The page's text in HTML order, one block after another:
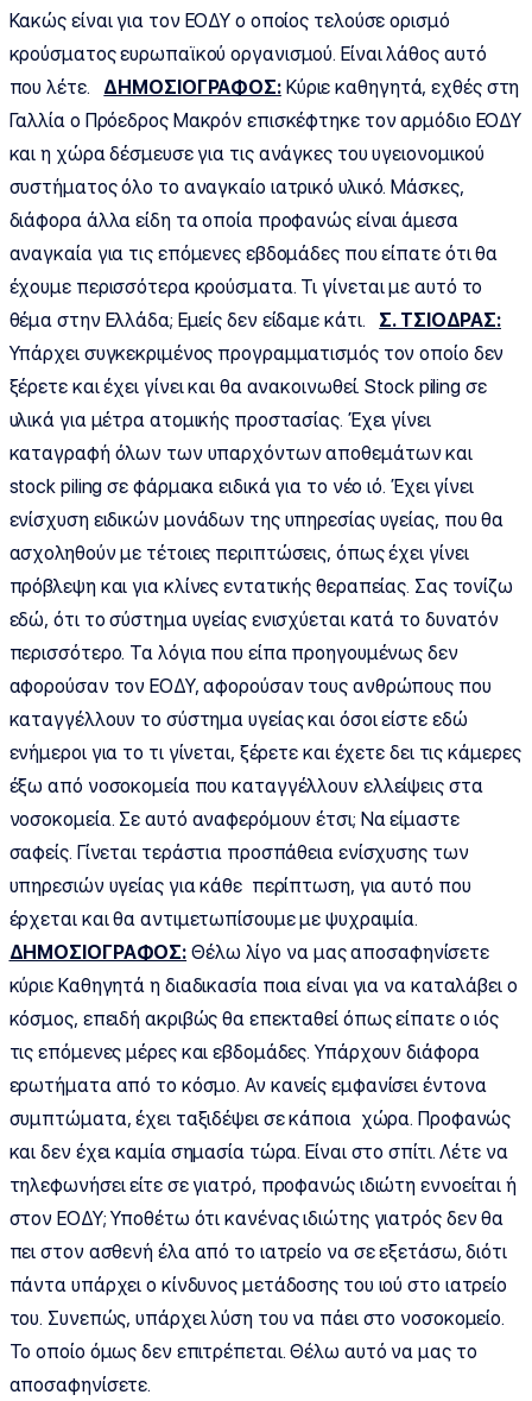
Κακώς είναι για τον ΕΟΔΥ ο οποίος τελούσε ορισμό
κρούσματος ευρωπαϊκού οργανισμού. Είναι λάθος αυτό
που λέτε. ΔΗΜΟΣΙΟΓΡΑΦΟΣ:Κύριε καθηγητά, εχθές στη
Γαλλία ο Πρόεδρος Μακρόν επισκέφτηκε τον αρμόδιο ΕΟΔΥ
και η χώρα δέσμευσε για τις ανάγκες του υγειονομικού
συστήματος όλο το αναγκαίο ιατρικό υλικό. Μάσκες,
διάφορα άλλα είδη τα οποία προφανώς είναι άμεσα
αναγκαία για τις επόμενες εβδομάδες που είπατε ότι θα
έχουμε περισσότερα κρούσματα. Τι γίνεται με αυτό το
θέμα στην Ελλάδα; Εμείς δεν είδαμε κάτι. Σ. ΤΣΙΟΔΡΑΣ:
Υπάρχει συγκεκριμένος προγραμματισμός τον οποίο δεν
ξέρετε και έχει γίνει και θα ανακοινωθεί. Stock piling σε
υλικά για μέτρα ατομικής προστασίας. Έχει γίνει
καταγραφή όλων των υπαρχόντων αποθεμάτων και
stock piling σε φάρμακα ειδικά για το νέο ιό. Έχει γίνει
ενίσχυση ειδικών μονάδων της υπηρεσίας υγείας, που θα
ασχοληθούν με τέτοιες περιπτώσεις, όπως έχει γίνει
πρόβλεψη και για κλίνες εντατικής θεραπείας. Σας τονίζω
εδώ, ότι το σύστημα υγείας ενισχύεται κατά το δυνατόν
περισσότερο. Τα λόγια που είπα προηγουμένως δεν
αφορούσαν τον ΕΟΔΥ, αφορούσαν τους ανθρώπους που
καταγγέλλουν το σύστημα υγείας και όσοι είστε εδώ
ενήμεροι για το τι γίνεται, ξέρετε και έχετε δει τις κάμερες
έξω από νοσοκομεία που καταγγέλλουν ελλείψεις στα
νοσοκομεία. Σε αυτό αναφερόμουν έτσι; Να είμαστε
σαφείς. Γίνεται τεράστια προσπάθεια ενίσχυσης των
υπηρεσιών υγείας για κάθε περίπτωση, για αυτό που
έρχεται και θα αντιμετωπίσουμε με ψυχραιμία.
ΔΗΜΟΣΙΟΓΡΑΦΟΣ: Θέλω λίγο να μας αποσαφηνίσετε
κύριε Καθηγητά η διαδικασία ποια είναι για να καταλάβει ο
κόσμος, επειδή ακριβώς θα επεκταθεί όπως είπατε ο ιός
τις επόμενες μέρες και εβδομάδες. Υπάρχουν διάφορα
ερωτήματα από το κόσμο. Αν κανείς εμφανίσει έντονα
συμπτώματα, έχει ταξιδέψει σε κάποια χώρα. Προφανώς
και δεν έχει καμία σημασία τώρα. Είναι στο σπίτι. Λέτε να
τηλεφωνήσει είτε σε γιατρό, προφανώς ιδιώτη εννοείται ή
στον ΕΟΔΥ; Υποθέτω ότι κανένας ιδιώτης γιατρός δεν θα
πει στον ασθενή έλα από το ιατρείο να σε εξετάσω, διότι
πάντα υπάρχει ο κίνδυνος μετάδοσης του ιού στο ιατρείο
του. Συνεπώς, υπάρχει λύση του να πάει στο νοσοκομείο.
Το οποίο όμως δεν επιτρέπεται. Θέλω αυτό να μας το
αποσαφηνίσετε.